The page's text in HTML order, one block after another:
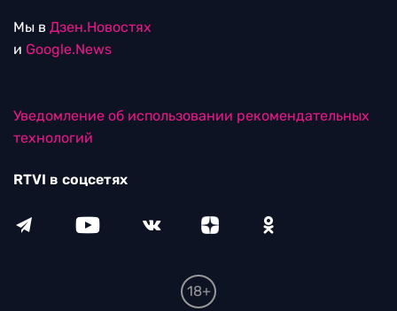
Мы в Дзен.Новостях
и Google.News
Уведомление об использовании рекомендательных
технологий
RTVI в соцсетях
18+